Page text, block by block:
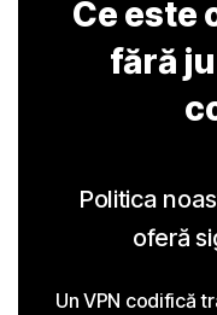
Ce este
fără
Politica
oferă
Un VPN codifică